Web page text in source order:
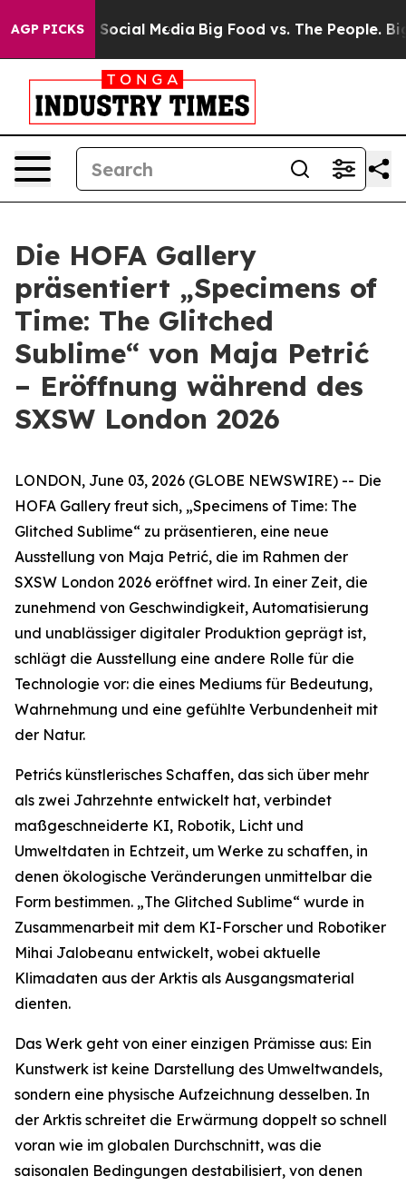
AGP PICKSon Social Media Big Food vs. The People. Big
Die HOFA Gallery
präsentiert „Specimens of
Time: The Glitched
Sublime“ von Maja Petrić
– Eröffnung während des
SXSW London 2026
LONDON, June 03, 2026 (GLOBE NEWSWIRE) -- Die
HOFA Gallery freut sich, „Specimens of Time: The
Glitched Sublime“ zu präsentieren, eine neue
Ausstellung von Maja Petrić, die im Rahmen der
SXSW London 2026 eröffnet wird. In einer Zeit, die
zunehmend von Geschwindigkeit, Automatisierung
und unablässiger digitaler Produktion geprägt ist,
schlägt die Ausstellung eine andere Rolle für die
Technologie vor: die eines Mediums für Bedeutung,
Wahrnehmung und eine gefühlte Verbundenheit mit
der Natur.
Petrićs künstlerisches Schaffen, das sich über mehr
als zwei Jahrzehnte entwickelt hat, verbindet
maßgeschneiderte KI, Robotik, Licht und
Umweltdaten in Echtzeit, um Werke zu schaffen, in
denen ökologische Veränderungen unmittelbar die
Form bestimmen. „The Glitched Sublime“ wurde in
Zusammenarbeit mit dem KI-Forscher und Robotiker
Mihai Jalobeanu entwickelt, wobei aktuelle
Klimadaten aus der Arktis als Ausgangsmaterial
dienten.
Das Werk geht von einer einzigen Prämisse aus: Ein
Kunstwerk ist keine Darstellung des Umweltwandels,
sondern eine physische Aufzeichnung desselben. In
der Arktis schreitet die Erwärmung doppelt so schnell
voran wie im globalen Durchschnitt, was die
saisonalen Bedingungen destabilisiert, von denen